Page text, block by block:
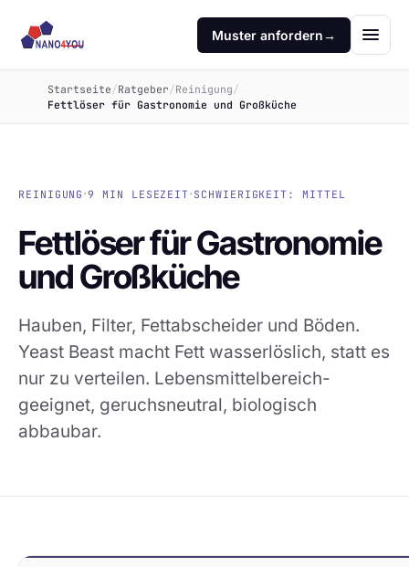
Muster anfordern→
Startseite /Ratgeber /Reinigung /
Fettlöser für Gastronomie und Großküche
REINIGUNG ·9 MIN LESEZEIT· SCHWIERIGKEIT: MITTEL
Fettlöser für Gastronomie
und Großküche
Hauben, Filter, Fettabscheider und Böden.
Yeast Beast macht Fett wasserlöslich, statt es
nur zu verteilen. Lebensmittelbereich-
geeignet, geruchsneutral, biologisch
abbaubar.